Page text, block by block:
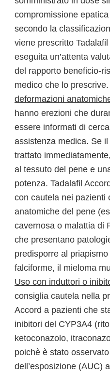
compromissione
secondo la
viene prescritto
eseguita un’attenta
del rapporto beneficio-
medico che lo prescrive.
deformazioni
hanno erezioni che
essere informati di
assistenza medica. Se
trattato
al tessuto del pene e
potenza. Tadalafil
con cautela nei pazienti
anatomiche del pene
cavernosa o malattia di
che presentano
predisporre al
falciforme, il mieloma
Uso con induttori o
consiglia cautela nella
Accord a pazienti che
inibitori del CYP3A4
ketoconazolo,
poichè è stato
dell’esposizione (AUC)